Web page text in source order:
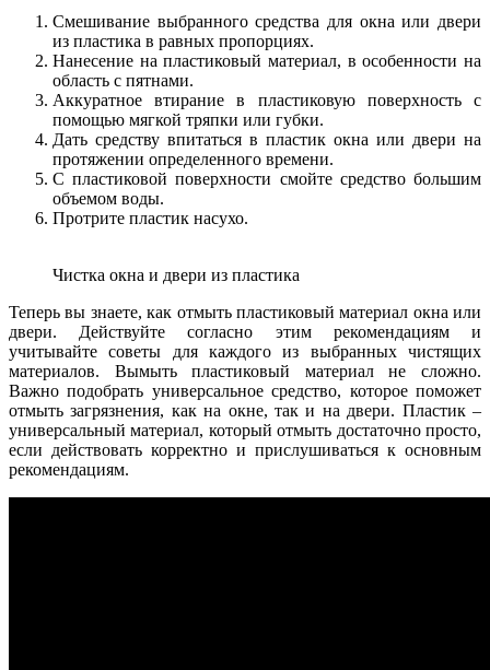
Смешивание выбранного средства для окна или двери
из пластика в равных пропорциях.
Нанесение на пластиковый материал, в особенности на
область с пятнами.
Аккуратное втирание в пластиковую поверхность с
помощью мягкой тряпки или губки.
Дать средству впитаться в пластик окна или двери на
протяжении определенного времени.
С пластиковой поверхности смойте средство большим
объемом воды.
Протрите пластик насухо.
Чистка окна и двери из пластика
Теперь вы знаете, как отмыть пластиковый материал окна или
двери. Действуйте согласно этим рекомендациям и
учитывайте советы для каждого из выбранных чистящих
материалов. Вымыть пластиковый материал не сложно.
Важно подобрать универсальное средство, которое поможет
отмыть загрязнения, как на окне, так и на двери. Пластик –
универсальный материал, который отмыть достаточно просто,
если действовать корректно и прислушиваться к основным
рекомендациям.